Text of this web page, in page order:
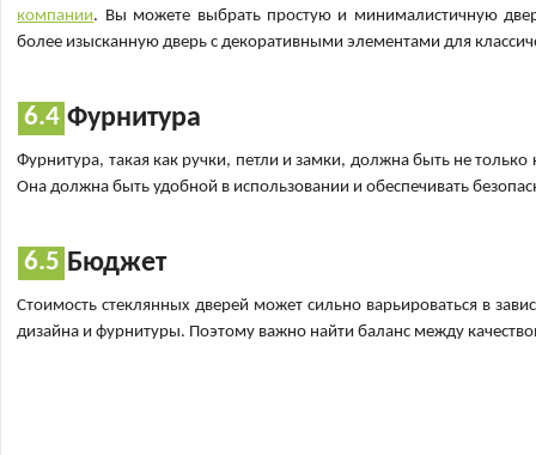
компании. Вы можете выбрать простую и минималистичную
более изысканную дверь с декоративными элементами для
Фурнитура
Фурнитура, такая как ручки, петли и замки, должна быть не
Она должна быть удобной в использовании и обеспечивать
Бюджет
Стоимость стеклянных дверей может сильно варьироваться в
дизайна и фурнитуры. Поэтому важно найти баланс между